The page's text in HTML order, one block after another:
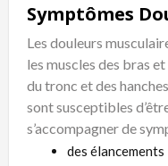
Les douleurs
les muscles des bras
du tronc et des
sont susceptibles
s’accompagner de
des élancements